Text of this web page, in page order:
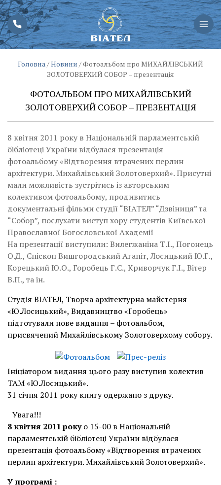
Головна /Новини /Фотоальбом про МИХАЙЛІВСЬКИЙ
ЗОЛОТОВЕРХИЙ СОБОР – презентація
ФОТОАЛЬБОМ ПРО МИХАЙЛІВСЬКИЙ
ЗОЛОТОВЕРХИЙ СОБОР – ПРЕЗЕНТАЦІЯ
8 квітня 2011 року в Національній парламентській
бібліотеці України відбулася презентація
фотоальбому «Відтворення втрачених перлин
архітектури. Михайлівський Золотоверхий». Присутні
мали можливість зустрітись із авторським
колективом фотоальбому, продивитись
документальні фільми студії “ВІАТЕЛ” “Дзвіниця” та
“Собор”, послухати виступ хору студентів Київської
Православної Богословської Академії
На презентації виступили: Вилегжаніна Т.І., Погонець
О.Д., Єпіскоп Вишгородський Агапіт, Лосицький Ю.Г.,
Корецький Ю.О., Горобець Г.С., Криворчук Г.І., Вітер
В.П., та ін.
Студія ВІАТЕЛ, Творча архітектурна майстерня
«Ю.Лосицький», Видавництво «Горобець»
підготували нове видання – фотоальбом,
присвячений Михайлівському Золотоверхому собору.
Ініціатором видання цього разу виступив колектив
ТАМ «Ю.Лосицький».
31 січня 2011 року книгу одержано з друку.
Увага!!!
8 квітня 2011 рокуо 15-00 в Національній
парламентській бібліотеці України відбулася
презентація фотоальбому «Відтворення втрачених
перлин архітектури. Михайлівський Золотоверхий».
У програмі :